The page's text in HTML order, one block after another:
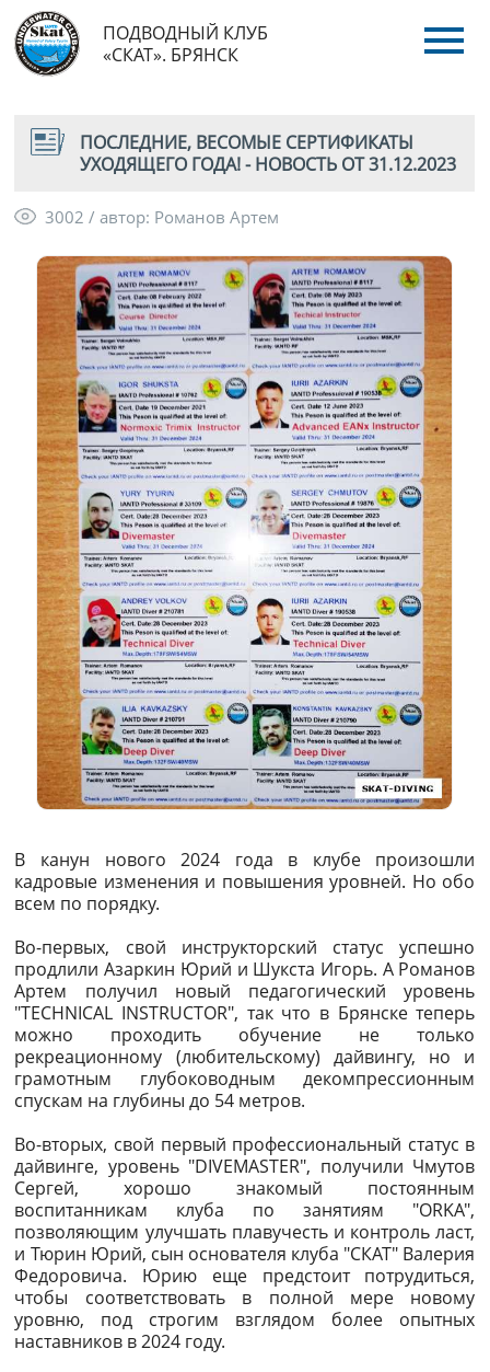
ПОДВОДНЫЙ КЛУБ
«СКАТ». БРЯНСК
ПОСЛЕДНИЕ, ВЕСОМЫЕ СЕРТИФИКАТЫ
УХОДЯЩЕГО ГОДА! - НОВОСТЬ ОТ 31.12.2023
3002 / автор: Романов Артем
В канун нового 2024 года в клубе произошли
кадровые изменения и повышения уровней. Но обо
всем по порядку.
Во-первых, свой инструкторский статус успешно
продлили Азаркин Юрий и Шукста Игорь. А Романов
Артем получил новый педагогический уровень
"TECHNICAL INSTRUCTOR", так что в Брянске теперь
можно проходить обучение не только
рекреационному (любительскому) дайвингу, но и
грамотным глубоководным декомпрессионным
спускам на глубины до 54 метров.
Во-вторых, свой первый профессиональный статус в
дайвинге, уровень "DIVEMASTER", получили Чмутов
Сергей, хорошо знакомый постоянным
воспитанникам клуба по занятиям "ORKA",
позволяющим улучшать плавучесть и контроль ласт,
и Тюрин Юрий, сын основателя клуба "СКАТ" Валерия
Федоровича. Юрию еще предстоит потрудиться,
чтобы соответствовать в полной мере новому
уровню, под строгим взглядом более опытных
наставников в 2024 году.